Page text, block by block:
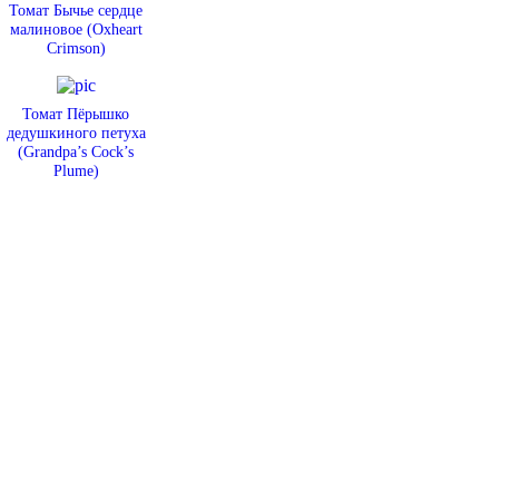
Томат Бычье сердце
малиновое (Oxheart
Crimson)
Томат Пёрышко
дедушкиного петуха
(Grandpa’s Cock’s
Plume)